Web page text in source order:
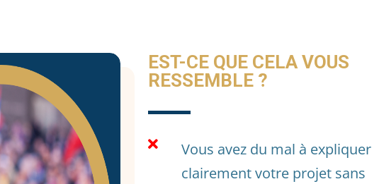
EST-CE QUE CELA VOUS
RESSEMBLE ?

Vous avez du mal à expliquer
clairement votre projet sans